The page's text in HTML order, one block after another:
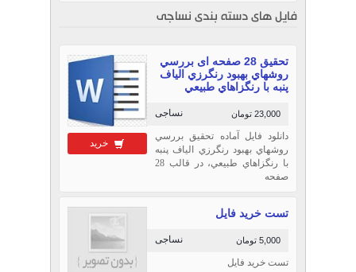
فایل های دسته بندی نساجی
خرید
تحقیق 28 صفحه ای بررسي
روشهاي بهبود رنگرزي الياف
پنبه با رنگزاهاي طبيعي
نساجی 23,000 تومان
دانلود فایل آماده تحقیق بررسي
روشهاي بهبود رنگرزي الياف پنبه
با رنگزاهاي طبيعي، در قالب 28
صفحه
تست خرید فایل
نساجی 5,000 تومان
تست خرید فایل